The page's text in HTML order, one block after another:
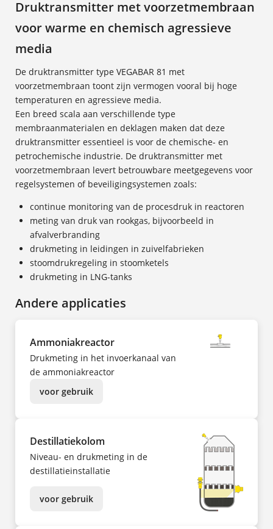
Druktransmitter met voorzetmembraan
voor warme en chemisch agressieve
media
De druktransmitter type VEGABAR 81 met
voorzetmembraan toont zijn vermogen vooral bij hoge
temperaturen en agressieve media.
Een breed scala aan verschillende type
membraanmaterialen en deklagen maken dat deze
druktransmitter essentieel is voor de chemische- en
petrochemische industrie. De druktransmitter met
voorzetmembraan levert betrouwbare meetgegevens voor
regelsystemen of beveiligingsystemen zoals:
continue monitoring van de procesdruk in reactoren
meting van druk van rookgas, bijvoorbeeld in
afvalverbranding
drukmeting in leidingen in zuivelfabrieken
stoomdrukregeling in stoomketels
drukmeting in LNG-tanks
Andere applicaties
Ammoniakreactor
Drukmeting in het invoerkanaal van
de ammoniakreactor
voor gebruik
Destillatiekolom
Niveau- en drukmeting in de
destillatieinstallatie
voor gebruik